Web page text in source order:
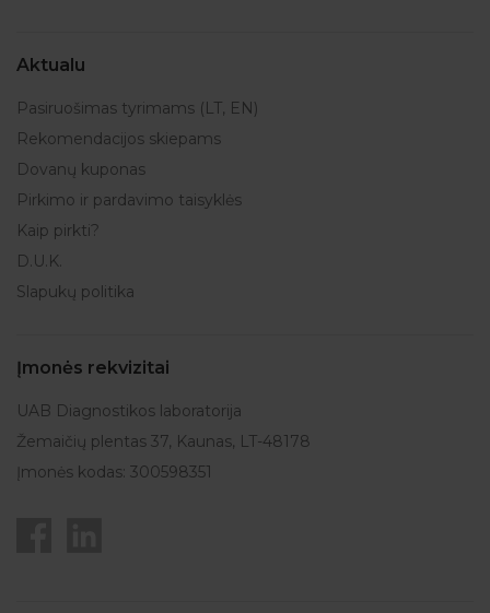
Aktualu
Pasiruošimas tyrimams (LT, EN)
Rekomendacijos skiepams
Dovanų kuponas
Pirkimo ir pardavimo taisyklės
Kaip pirkti?
D.U.K.
Slapukų politika
Įmonės rekvizitai
UAB Diagnostikos laboratorija
Žemaičių plentas 37, Kaunas, LT-48178
Įmonės kodas: 300598351